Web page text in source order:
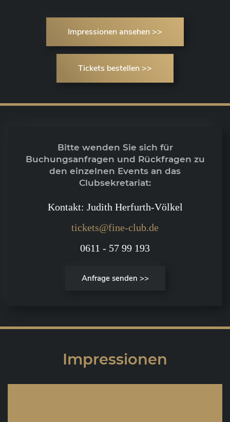
Impressionen ansehen >>
Tickets bestellen >>
Bitte wenden Sie sich für
Buchungsanfragen und Rückfragen zu
den einzelnen Events an das
Clubsekretariat:
Kontakt: Judith Herfurth-Völkel
tickets@fine-club.de
0611 - 57 99 193
Anfrage senden >>
Impressionen